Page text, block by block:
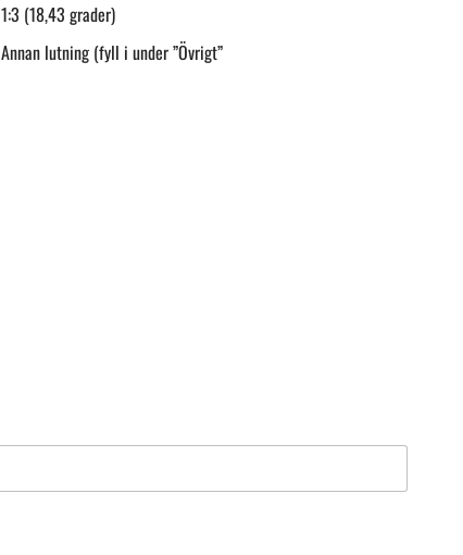
1:3 (18,43 grader)
Annan lutning (fyll i under ”Övrigt”